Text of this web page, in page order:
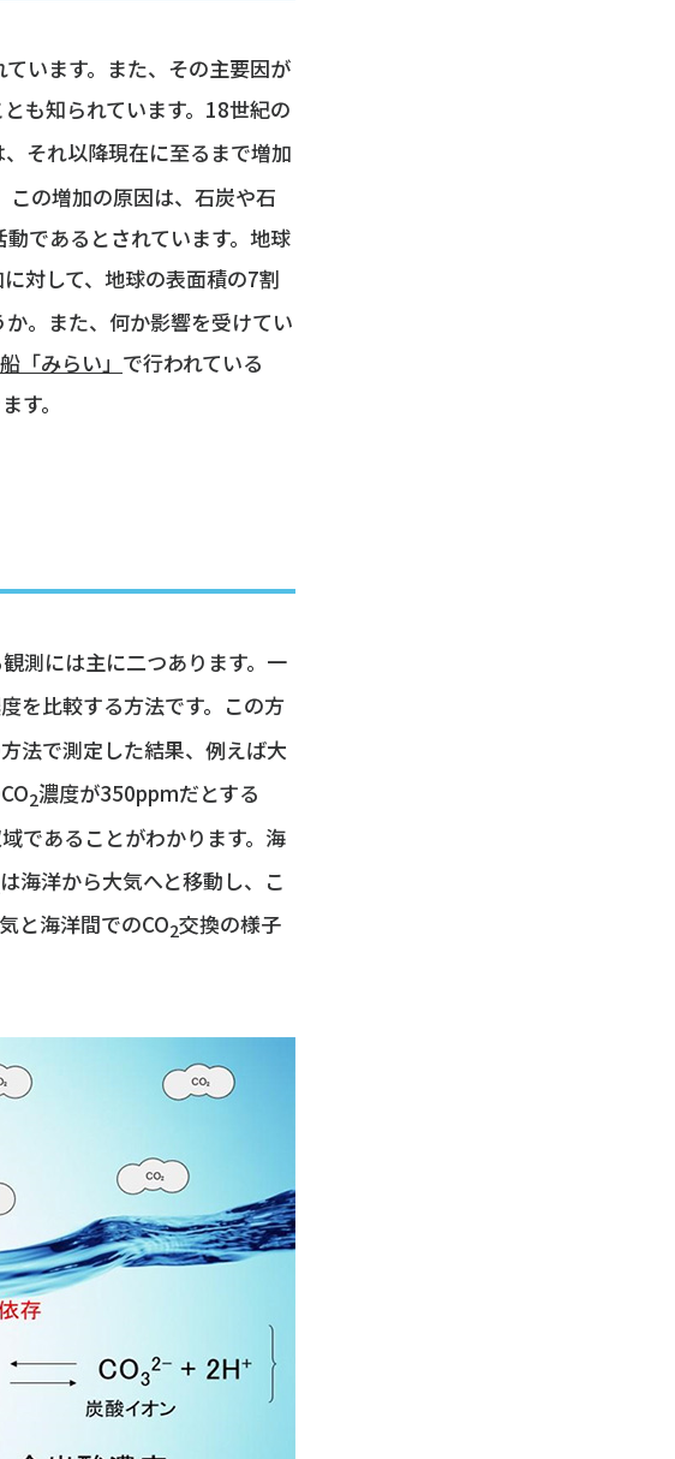
います。また、その主要因が
も知られています。18世紀の
それ以降現在に至るまで増加
の増加の原因は、石炭や石
であるとされています。地球
対して、地球の表面積の7割
。また、何か影響を受けてい
「みらい」 で行われている
す。
測には主に二つあります。一
を比較する方法です。この方
法で測定した結果、例えば大
2濃度が350ppmだとする
であることがわかります。海
は海洋から大気へと移動し、こ
と海洋間でのCO2交換の様子